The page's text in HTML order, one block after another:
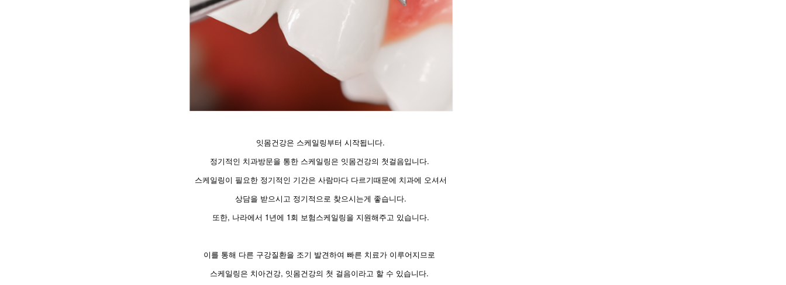
잇몸건강은 스케일링부터 시작됩니다.
정기적인 치과방문을 통한 스케일링은 잇몸건강의 첫걸음입니다.
스케일링이 필요한 정기적인 기간은 사람마다 다르기때문에 치과에 오셔서
상담을 받으시고 정기적으로 찾으시는게 좋습니다.
또한, 나라에서 1년에 1회 보험스케일링을 지원해주고 있습니다.
이를 통해 다른 구강질환을 조기 발견하여 빠른 치료가 이루어지므로
스케일링은 치아건강, 잇몸건강의 첫 걸음이라고 할 수 있습니다.